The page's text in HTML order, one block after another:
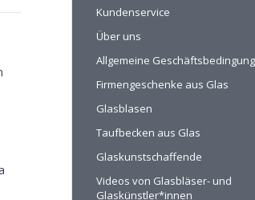
Kundenservice
Über uns
Allgemeine
Firmengeschenke aus Glas
Glasblasen
Taufbecken aus Glas
Glaskunstschaffende
Videos von Glasbläser- und
Glaskünstler*innen